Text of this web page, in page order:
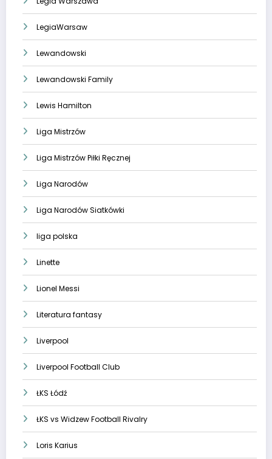
LegiaWarsaw
Lewandowski
Lewandowski Family
Lewis Hamilton
Liga Mistrzów
Liga Mistrzów Piłki Ręcznej
Liga Narodów
Liga Narodów Siatkówki
liga polska
Linette
Lionel Messi
Literatura fantasy
Liverpool
Liverpool Football Club
ŁKS Łódź
ŁKS vs Widzew Football Rivalry
Loris Karius